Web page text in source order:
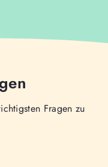
Fragen zu